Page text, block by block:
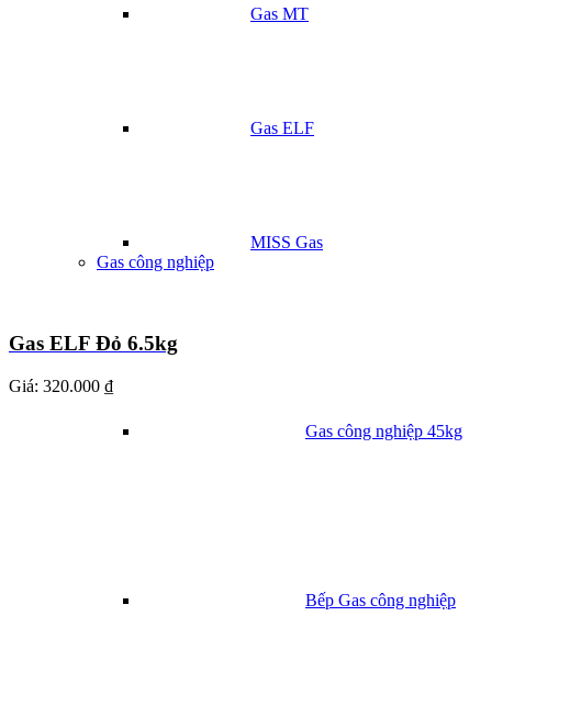
Gas MT
Gas ELF
MISS Gas
Gas công nghiệp
Gas công nghiệp 45kg
Bếp Gas công nghiệp
Gas ELF Đỏ 6.5kg
Giá: 320.000 ₫